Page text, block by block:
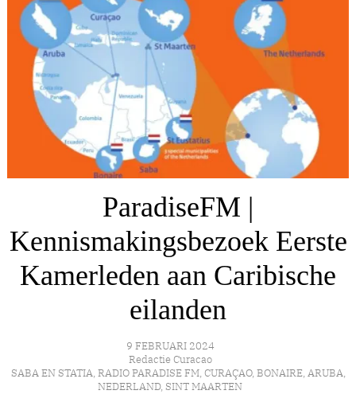
ParadiseFM |
Kennismakingsbezoek Eerste
Kamerleden aan Caribische
eilanden
9 FEBRUARI 2024
Redactie Curacao
SABA EN STATIA, RADIO PARADISE FM, CURAÇAO, BONAIRE, ARUBA,
NEDERLAND, SINT MAARTEN